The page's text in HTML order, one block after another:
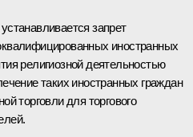
запрет
иностранных
религиозной деятельностью
таких иностранных граждан
торговли для торгового